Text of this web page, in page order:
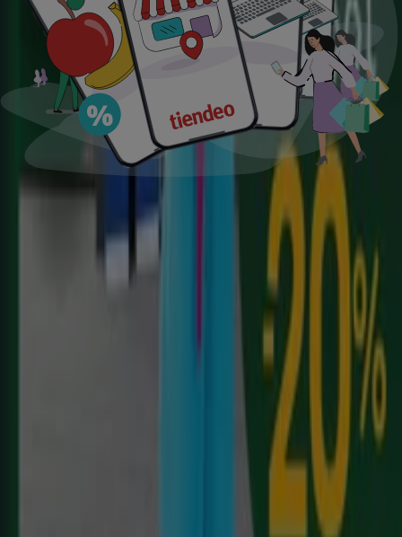
eléctricoviajesaceite de olivacomida
asiática
aguacatesbomba de agua
Tiendeo en tu ciudad
Madrid Barcelona Valencia Sevilla
Zaragoza
Málaga
Palma de Mallorca Bilbao Alicante
Murcia
Las Palmas de Gran Canaria
Córdoba Valladolid
Coruña
Descargar la APP
México
Brasil
United States
Chile
Portugal
Österreich
Canada
Belgique